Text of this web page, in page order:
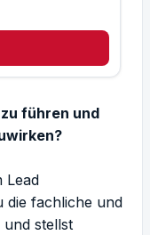
führen und
Lead
die fachliche und
und stellst